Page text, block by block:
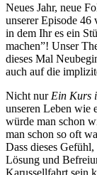
Neues Jahr, neue
unserer Episode 46
in dem Ihr es ein
machen”! Unser
dieses Mal
auch auf die
Nicht nur Ein Kurs
unseren Leben wie
würde man schon
man schon so oft
Dass dieses
Lösung und
Karussellfahrt sein